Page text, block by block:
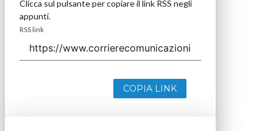
Clicca sul pulsante per copiare il link RSS negli
appunti.
RSS link
COPIA LINK